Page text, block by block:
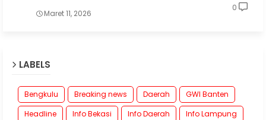
Maret 11, 2026
0
LABELS
Bengkulu Breaking news Daerah
GWI Banten
Headline
Info Bekasi Info Daerah
Info Lampung